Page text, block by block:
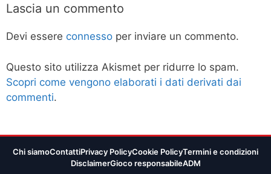
Lascia un commento
Devi essere connesso per inviare un commento.
Questo sito utilizza Akismet per ridurre lo spam.
Scopri come vengono elaborati i dati derivati dai
commenti.
Chi siamoContattiPrivacy PolicyCookie PolicyTermini e condizioni
DisclaimerGioco responsabileADM